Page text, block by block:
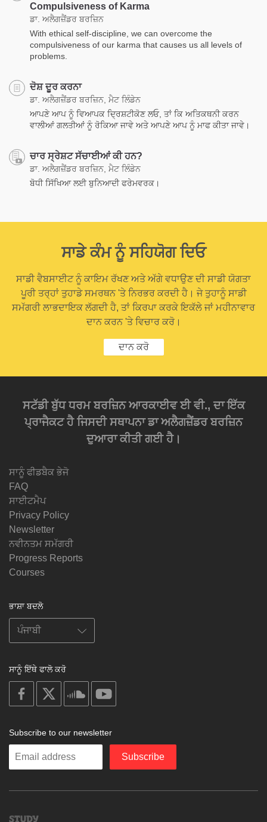
Compulsiveness of Karma
ਡਾ. ਅਲੈਗਜ਼ੈਂਡਰ ਬਰਜ਼ਿਨ
With ethical self-discipline, we can overcome the
compulsiveness of our karma that causes us all levels of
problems.
ਦੋਸ਼ ਦੂਰ ਕਰਨਾ
ਡਾ. ਅਲੈਗਜ਼ੈਂਡਰ ਬਰਜ਼ਿਨ, ਮੈਟ ਲਿੰਡੇਨ
ਆਪਣੇ ਆਪ ਨੂੰ ਵਿਆਪਕ ਦ੍ਰਿਸ਼ਟੀਕੋਣ ਲਓ, ਤਾਂ ਕਿ ਅਤਿਕਥਨੀ ਕਰਨ
ਵਾਲੀਆਂ ਗਲਤੀਆਂ ਨੂੰ ਰੋਕਿਆ ਜਾਵੇ ਅਤੇ ਆਪਣੇ ਆਪ ਨੂੰ ਮਾਫ ਕੀਤਾ ਜਾਵੇ।
ਚਾਰ ਸ੍ਰੇਸ਼ਟ ਸੱਚਾਈਆਂ ਕੀ ਹਨ?
ਡਾ. ਅਲੈਗਜ਼ੈਂਡਰ ਬਰਜ਼ਿਨ, ਮੈਟ ਲਿੰਡੇਨ
ਬੋਧੀ ਸਿੱਖਿਆ ਲਈ ਬੁਨਿਆਦੀ ਫਰੇਮਵਰਕ।
ਸਾਡੇ ਕੰਮ ਨੂੰ ਸਹਿਯੋਗ ਦਿਓ
ਸਾਡੀ ਵੈਬਸਾਈਟ ਨੂੰ ਕਾਇਮ ਰੱਖਣ ਅਤੇ ਅੱਗੇ ਵਧਾਉਣ ਦੀ ਸਾਡੀ ਯੋਗਤਾ
ਪੂਰੀ ਤਰ੍ਹਾਂ ਤੁਹਾਡੇ ਸਮਰਥਨ 'ਤੇ ਨਿਰਭਰ ਕਰਦੀ ਹੈ। ਜੇ ਤੁਹਾਨੂੰ ਸਾਡੀ
ਸਮੱਗਰੀ ਲਾਭਦਾਇਕ ਲੱਗਦੀ ਹੈ, ਤਾਂ ਕਿਰਪਾ ਕਰਕੇ ਇਕੱਲੇ ਜਾਂ ਮਹੀਨਾਵਾਰ
ਦਾਨ ਕਰਨ 'ਤੇ ਵਿਚਾਰ ਕਰੋ।
ਦਾਨ ਕਰੋ
ਸਟੱਡੀ ਬੁੱਧ ਧਰਮ ਬਰਜ਼ਿਨ ਆਰਕਾਈਵ ਈ ਵੀ., ਦਾ ਇੱਕ
ਪ੍ਰਾਜੈਕਟ ਹੈ ਜਿਸਦੀ ਸਥਾਪਨਾ ਡਾ ਅਲੈਗਜ਼ੈਂਡਰ ਬਰਜ਼ਿਨ
ਦੁਆਰਾ ਕੀਤੀ ਗਈ ਹੈ।
ਸਾਨੂੰ ਫੀਡਬੈਕ ਭੇਜੋ
FAQ
ਸਾਈਟਮੈਪ
Privacy Policy
Newsletter
ਨਵੀਨਤਮ ਸਮੱਗਰੀ
Progress Reports
Courses
ਭਾਸ਼ਾ ਬਦਲੋ
ਸਾਨੂੰ ਇੱਥੇ ਫਾਲੋ ਕਰੋ
on
facebook
soundcloud
Subscribe to our newsletter
Enter
Subscribe
Study